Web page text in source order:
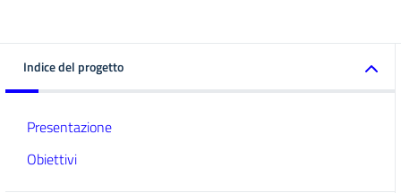
Indice del progetto
Presentazione
Obiettivi